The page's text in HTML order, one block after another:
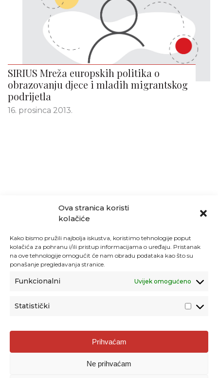
Ova stranica koristi
kolačiće
Kako bismo pružili najbolja iskustva, koristimo tehnologije poput
kolačića za pohranu i/ili pristup informacijama o uređaju. Pristanak
na ove tehnologije omogućit će nam obradu podataka kao što su
ponašanje pregledavanja stranice.
Funkcionalni Uvijek omogućeno
Statistički
Prihvaćam
Ne prihvaćam
SIRIUS Mreža europskih politika o
obrazovanju djece i mladih migrantskog
podrijetla
16. prosinca 2013.
Agencija za odgoj i obrazovanje
Donje Svetice 38, 10000 Zagreb
1778129